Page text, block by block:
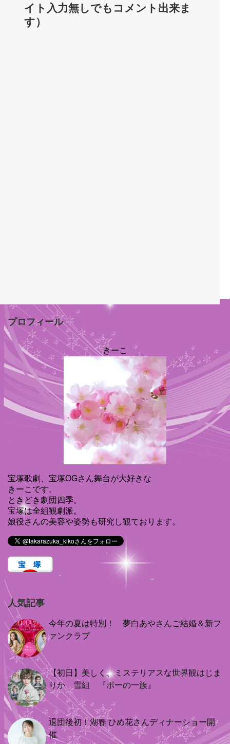
イト入力無しでもコメント出来ま
す）
プロフィール
きーこ
宝塚歌劇、宝塚OGさん舞台が大好きな
きーこです。
ときどき劇団四季。
宝塚は全組観劇派。
娘役さんの美容や姿勢も研究し観ております。
人気記事
今年の夏は特別！ 夢白あやさんご結婚＆新フ
ァンクラブ
【初日】美しく、ミステリアスな世界観はじま
りか 雪組 『ポーの一族』
退団後初！湖春 ひめ花さんディナーショー開
催